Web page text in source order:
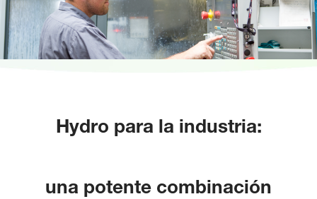
Hydro para la industria:
una potente combinación